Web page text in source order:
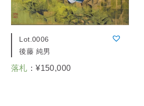
Lot.0006
後藤 純男
落札 ：¥150,000